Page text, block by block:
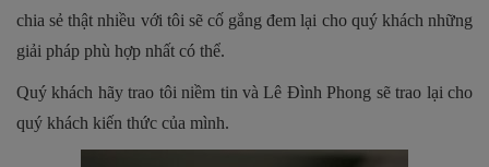
chia sẻ thật nhiều với tôi sẽ cố gắng đem lại cho quý khách những
giải pháp phù hợp nhất có thể.
Quý khách hãy trao tôi niềm tin và Lê Đình Phong sẽ trao lại cho
quý khách kiến thức của mình.